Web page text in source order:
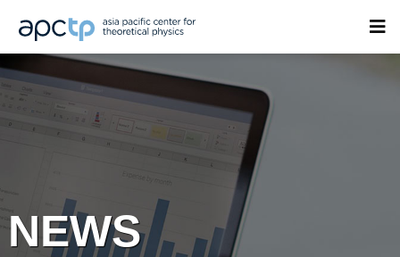
NEWS